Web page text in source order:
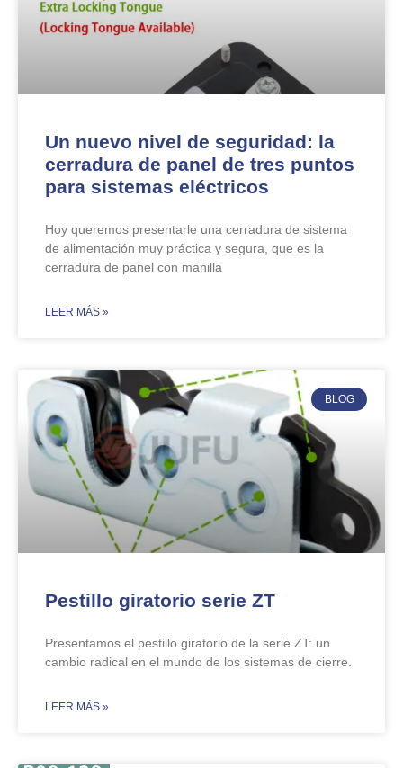
Un nuevo nivel de seguridad: la
cerradura de panel de tres puntos
para sistemas eléctricos
Hoy queremos presentarle una cerradura de sistema
de alimentación muy práctica y segura, que es la
cerradura de panel con manilla
​LEER MÁS »
BLOG
Pestillo giratorio serie ZT
Presentamos el pestillo giratorio de la serie ZT: un
cambio radical en el mundo de los sistemas de cierre.
​LEER MÁS »